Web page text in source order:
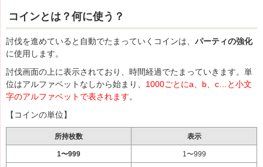
コインとは？何に使う？
討伐を進めていると自動でたまっていくコインは、 パーティの強化
に使用します。
討伐画面の上に表示されており、時間経過でたまっていきます。単
位はアルファベットなしから始まり、 1000ごとにa、b、c…と小文
字のアルファベットで表されます。
【コインの単位】
所持枚数 表示
1〜999 1〜999